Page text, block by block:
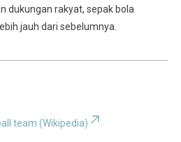
dukungan rakyat, sepak bola
jauh dari sebelumnya.
team (Wikipedia)